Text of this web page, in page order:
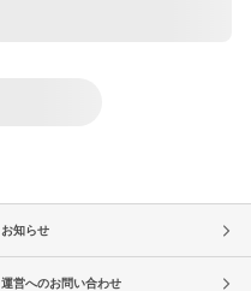
お知らせ
運営へのお問い合わせ